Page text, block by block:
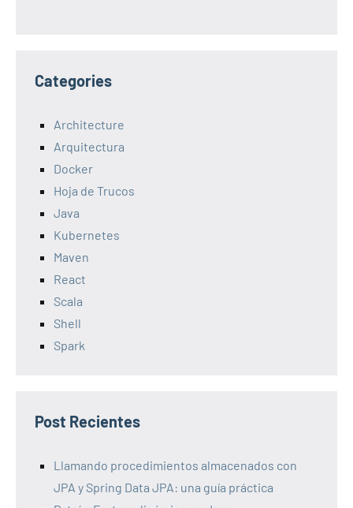
Categories
Architecture
Arquitectura
Docker
Hoja de Trucos
Java
Kubernetes
Maven
React
Scala
Shell
Spark
Post Recientes
Llamando procedimientos almacenados con
JPA y Spring Data JPA: una guía práctica